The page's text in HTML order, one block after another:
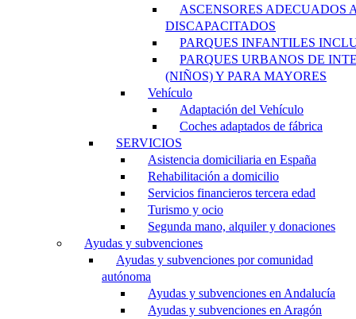
ASCENSORES ADECUADOS
DISCAPACITADOS
PARQUES INFANTILES
PARQUES URBANOS DE
(NIÑOS) Y PARA MAYORES
Vehículo
Adaptación del Vehículo
Coches adaptados de fábrica
SERVICIOS
Asistencia domiciliaria en España
Rehabilitación a domicilio
Servicios financieros tercera edad
Turismo y ocio
Segunda mano, alquiler y donaciones
Ayudas y subvenciones
Ayudas y subvenciones por comunidad
autónoma
Ayudas y subvenciones en Andalucía
Ayudas y subvenciones en Aragón